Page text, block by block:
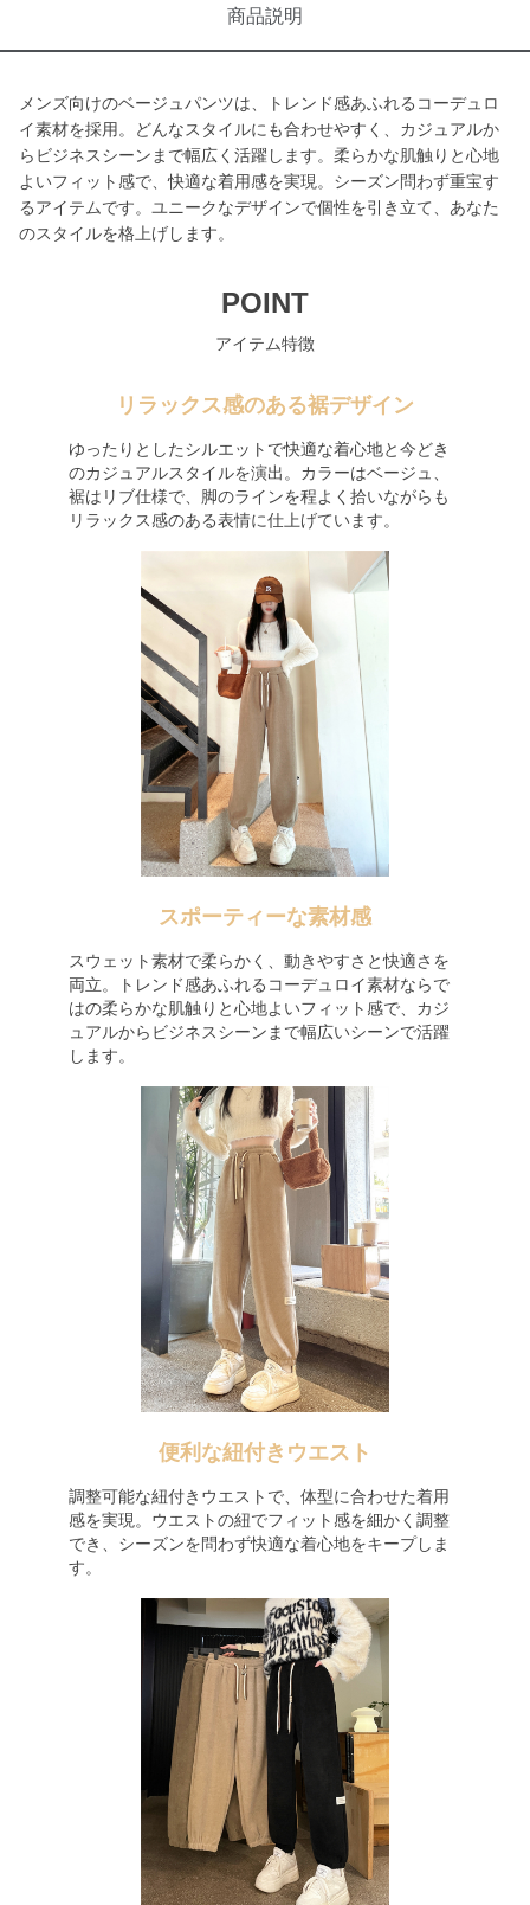
商品説明
メンズ向けのベージュパンツは、トレンド感あふれるコーデュロ
イ素材を採用。どんなスタイルにも合わせやすく、カジュアルか
らビジネスシーンまで幅広く活躍します。柔らかな肌触りと心地
よいフィット感で、快適な着用感を実現。シーズン問わず重宝す
るアイテムです。ユニークなデザインで個性を引き立て、あなた
のスタイルを格上げします。
POINT
アイテム特徴
リラックス感のある裾デザイン
ゆったりとしたシルエットで快適な着心地と今どき
のカジュアルスタイルを演出。カラーはベージュ、
裾はリブ仕様で、脚のラインを程よく拾いながらも
リラックス感のある表情に仕上げています。
スポーティーな素材感
スウェット素材で柔らかく、動きやすさと快適さを
両立。トレンド感あふれるコーデュロイ素材ならで
はの柔らかな肌触りと心地よいフィット感で、カジ
ュアルからビジネスシーンまで幅広いシーンで活躍
します。
便利な紐付きウエスト
調整可能な紐付きウエストで、体型に合わせた着用
感を実現。ウエストの紐でフィット感を細かく調整
でき、シーズンを問わず快適な着心地をキープしま
す。